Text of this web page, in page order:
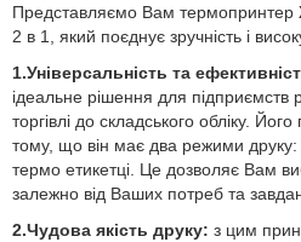
Представляємо Вам термопринтер
2 в 1, який поєднує зручність і
1.Універсальність та
ідеальне рішення для підприємств
торгівлі до складського обліку.
тому, що він має два режими друку:
термо етикетці. Це дозволяє Вам
залежно від Ваших потреб та
2.Чудова якість друку: з цим